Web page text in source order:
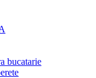
bucatarie